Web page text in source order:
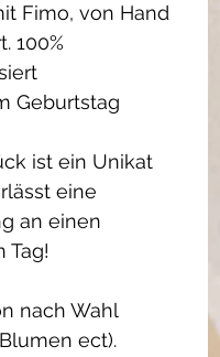
Fimo, von Hand
100%
Geburtstag
ist ein Unikat
eine
an einen
Tag!
nach Wahl
ect).